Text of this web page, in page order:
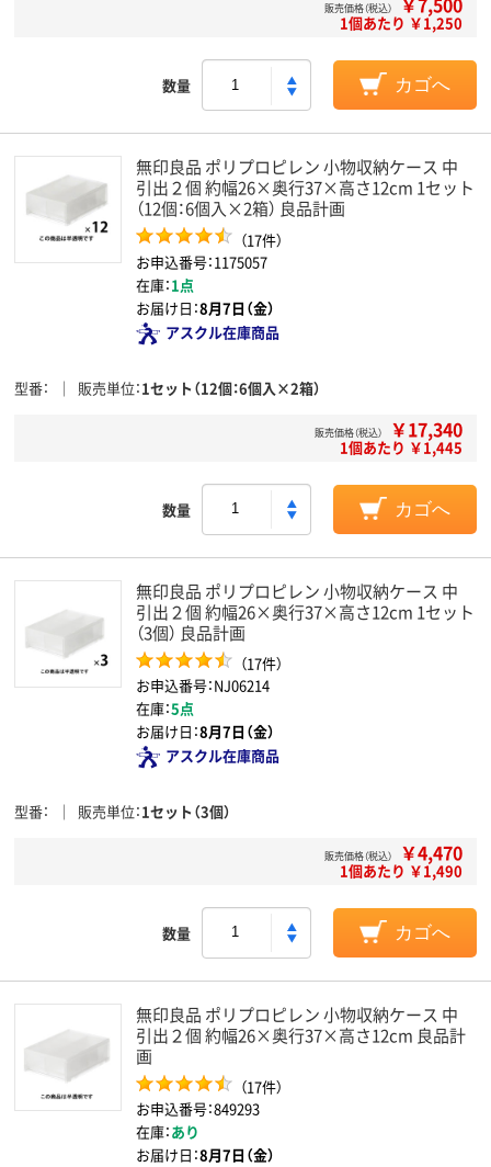
販売価格（税込）
1個あたり ￥1,250
数量 カゴへ
無印良品 ポリプロピレン 小物収納ケース 中
引出２個 約幅26×奥行37×高さ12cm 1セット
（12個：6個入×2箱） 良品計画
（17件）
お申込番号：1175057
在庫：1点
お届け日：8月7日（金）
アスクル在庫商品
型番 販売単位 1セット（12個：6個入×2箱）
販売価格（税込） ￥17,340
1個あたり ￥1,445
数量 カゴへ
無印良品 ポリプロピレン 小物収納ケース 中
引出２個 約幅26×奥行37×高さ12cm 1セット
（3個） 良品計画
（17件）
お申込番号：NJ06214
在庫：5点
お届け日：8月7日（金）
アスクル在庫商品
型番 販売単位 1セット（3個）
販売価格（税込） ￥4,470
1個あたり ￥1,490
数量 カゴへ
無印良品 ポリプロピレン 小物収納ケース 中
引出２個 約幅26×奥行37×高さ12cm 良品計
画
（17件）
お申込番号：849293
在庫：あり
お届け日：8月7日（金）